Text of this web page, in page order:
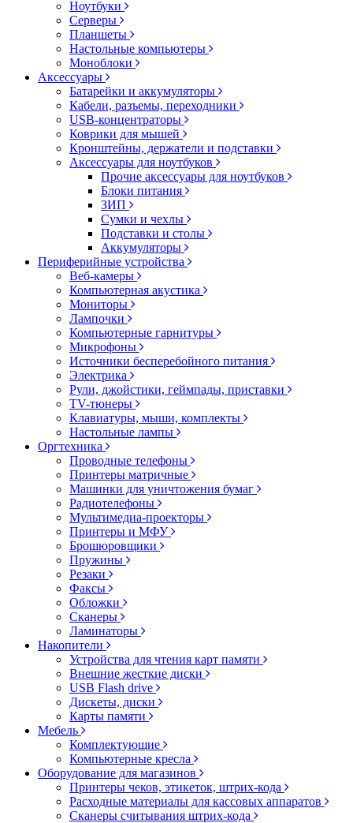
Ноутбуки
Серверы
Планшеты
Настольные компьютеры
Моноблоки
Аксессуары
Батарейки и аккумуляторы
Кабели, разъемы, переходники
USB-концентраторы
Коврики для мышей
Кронштейны, держатели и подставки
Аксессуары для ноутбуков
Прочие аксессуары для ноутбуков
Блоки питания
ЗИП
Сумки и чехлы
Подставки и столы
Аккумуляторы
Периферийные устройства
Веб-камеры
Компьютерная акустика
Мониторы
Лампочки
Компьютерные гарнитуры
Микрофоны
Источники бесперебойного питания
Электрика
Рули, джойстики, геймпады, приставки
TV-тюнеры
Клавиатуры, мыши, комплекты
Настольные лампы
Оргтехника
Проводные телефоны
Принтеры матричные
Машинки для уничтожения бумаг
Радиотелефоны
Мультимедиа-проекторы
Принтеры и МФУ
Брошюровщики
Пружины
Резаки
Факсы
Обложки
Сканеры
Ламинаторы
Накопители
Устройства для чтения карт памяти
Внешние жесткие диски
USB Flash drive
Дискеты, диски
Карты памяти
Мебель
Комплектующие
Компьютерные кресла
Оборудование для магазинов
Принтеры чеков, этикеток, штрих-кода
Расходные материалы для кассовых аппаратов
Сканеры считывания штрих-кода